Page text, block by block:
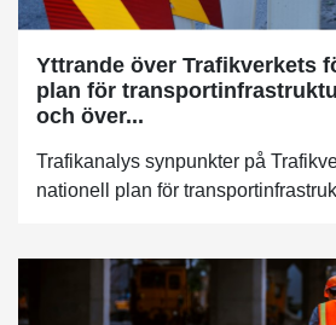
Yttrande över Trafikverkets
plan för
och över...
Trafikanalys synpunkter på
nationell plan för